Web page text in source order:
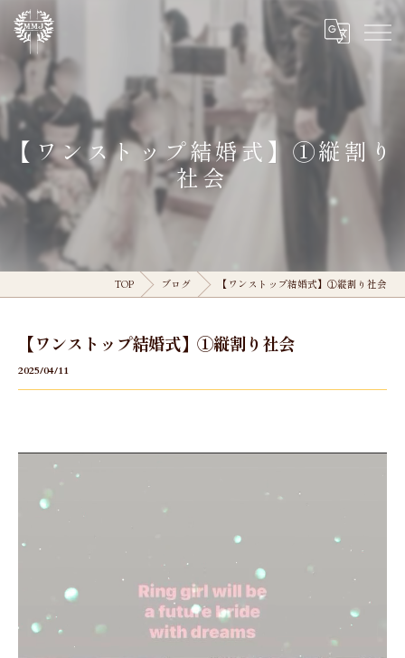
【ワンストップ結婚式】①縦割り
社会
TOP ブログ 【ワンストップ結婚式】①縦割り社会
【ワンストップ結婚式】①縦割り社会
2025/04/11